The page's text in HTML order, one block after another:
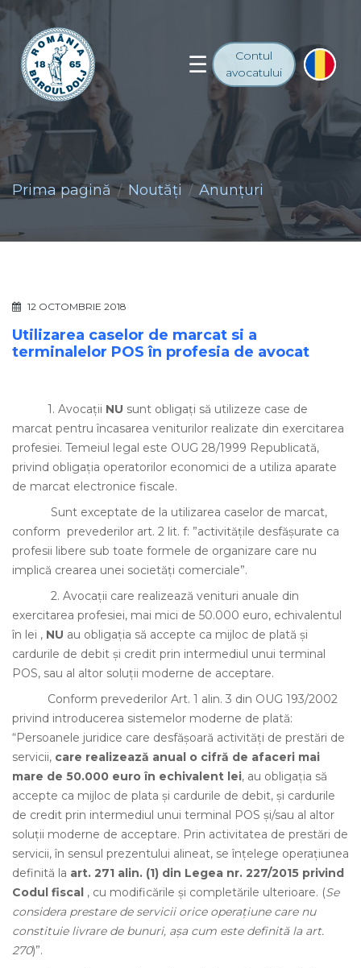
Contul
avocatului
Prima pagină Noutăţi Anunţuri
12 OCTOMBRIE 2018
Utilizarea caselor de marcat si a
terminalelor POS în profesia de avocat
1. Avocații NU sunt obligați să utilizeze case de
marcat pentru încasarea veniturilor realizate din exercitarea
profesiei. Temeiul legal este OUG 28/1999 Republicată,
privind obligaţia operatorilor economici de a utiliza aparate
de marcat electronice fiscale.
Sunt exceptate de la utilizarea caselor de marcat,
conform prevederilor art. 2 lit. f: ”activitățile desfășurate ca
profesii libere sub toate formele de organizare care nu
implică crearea unei societăți comerciale”.
2. Avocații care realizează venituri anuale din
exercitarea profesiei, mai mici de 50.000 euro, echivalentul
în lei , NU au obligația să accepte ca mijloc de plată și
cardurile de debit și credit prin intermediul unui terminal
POS, sau al altor soluții moderne de acceptare.
Conform prevederilor Art. 1 alin. 3 din OUG 193/2002
privind introducerea sistemelor moderne de plată:
“Persoanele juridice care desfășoară activități de prestări de
servicii, care realizează anual o cifră de afaceri mai
mare de 50.000 euro în echivalent lei, au obligația să
accepte ca mijloc de plata și cardurile de debit, și cardurile
de credit prin intermediul unui terminal POS și/sau al altor
soluții moderne de acceptare. Prin activitatea de prestări de
servicii, în sensul prezentului alineat, se înțelege operațiunea
definită la art. 271 alin. (1) din Legea nr. 227/2015 privind
Codul fiscal , cu modificările și completările ulterioare. (Se
considera prestare de servicii orice operațiune care nu
constituie livrare de bunuri, așa cum este definită la art.
270)”.